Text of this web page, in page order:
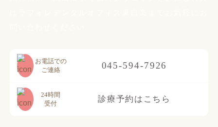
お電話での
ご連絡
045-594-7926
24時間
受付
診療予約はこちら